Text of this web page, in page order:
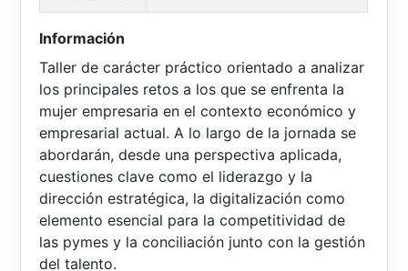
Información
Taller de carácter práctico orientado a analizar
los principales retos a los que se enfrenta la
mujer empresaria en el contexto económico y
empresarial actual. A lo largo de la jornada se
abordarán, desde una perspectiva aplicada,
cuestiones clave como el liderazgo y la
dirección estratégica, la digitalización como
elemento esencial para la competitividad de
las pymes y la conciliación junto con la gestión
del talento.